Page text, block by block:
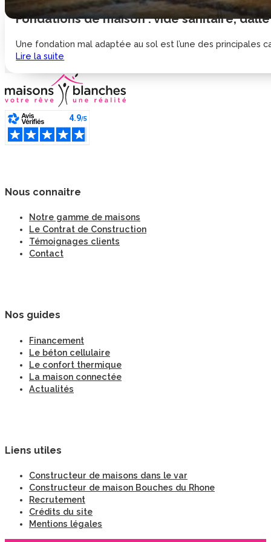
Fondations de maison : vide sanitaire,
Une fondation mal adaptée au sol est l’une des principales
Lire la suite
Nous connaitre
Notre gamme de maisons
Le Contrat de Construction
Témoignages clients
Contact
Nos guides
Financement
Le béton cellulaire
Le confort thermique
La maison connectée
Actualités
Liens utiles
Constructeur de maisons dans le var
Constructeur de maison Bouches du Rhone
Recrutement
Crédits du site
Mentions légales